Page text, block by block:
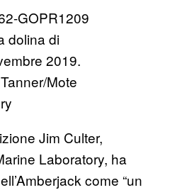
dolina di
2019.
Mote
Jim Culter,
Laboratory, ha
come “un